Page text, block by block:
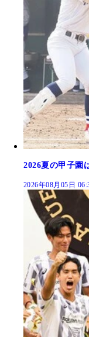
2026夏の甲子園
2026年08月05日